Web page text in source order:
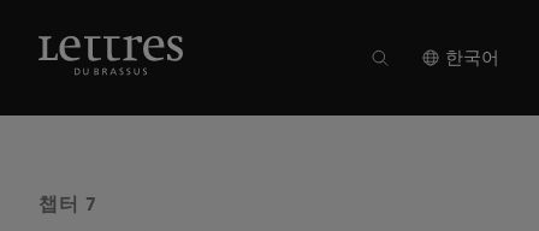
한국어
챕터 7